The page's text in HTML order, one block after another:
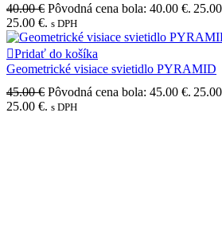
40.00€ Pôvodná cena bola: 40.00 €. 25.00
25.00 €. s DPH
Pridať do košíka
Geometrické visiace svietidlo PYRAMID
45.00€ Pôvodná cena bola: 45.00 €. 25.00
25.00 €. s DPH